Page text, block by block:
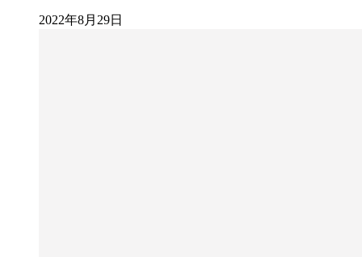
2022年8月29日